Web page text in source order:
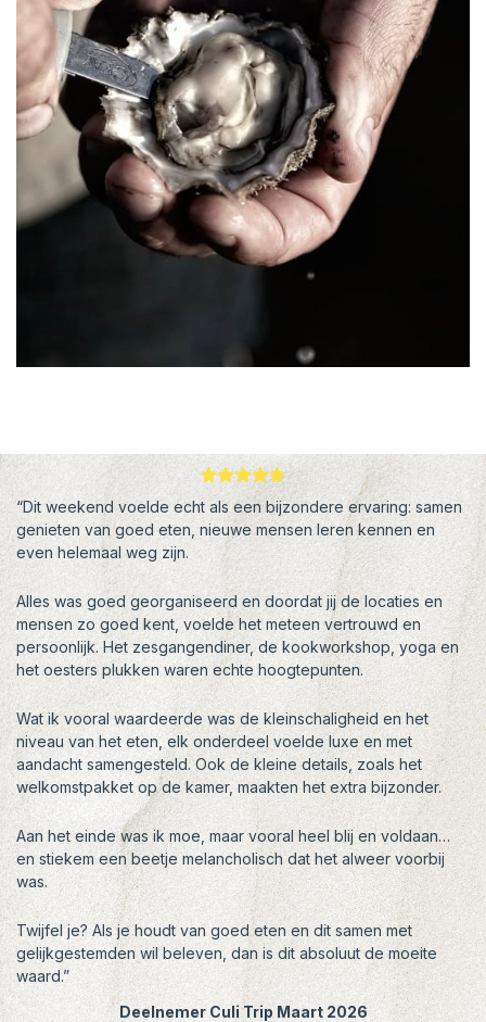
“Dit weekend voelde echt als een bijzondere ervaring: samen
genieten van goed eten, nieuwe mensen leren kennen en
even helemaal weg zijn.
Alles was goed georganiseerd en doordat jij de locaties en
mensen zo goed kent, voelde het meteen vertrouwd en
persoonlijk. Het zesgangendiner, de kookworkshop, yoga en
het oesters plukken waren echte hoogtepunten.
Wat ik vooral waardeerde was de kleinschaligheid en het
niveau van het eten, elk onderdeel voelde luxe en met
aandacht samengesteld. Ook de kleine details, zoals het
welkomstpakket op de kamer, maakten het extra bijzonder.
Aan het einde was ik moe, maar vooral heel blij en voldaan…
en stiekem een beetje melancholisch dat het alweer voorbij
was.
Twijfel je? Als je houdt van goed eten en dit samen met
gelijkgestemden wil beleven, dan is dit absoluut de moeite
waard.”
Deelnemer Culi Trip Maart 2026